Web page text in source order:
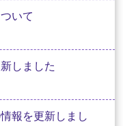
いて
しました
報を更新しまし